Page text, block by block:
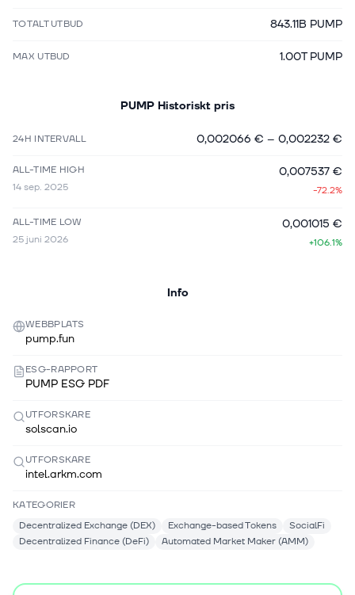
TOTALT UTBUD 843.11B PUMP
MAX UTBUD 1.00T PUMP
PUMP Historiskt pris
24H INTERVALL 0,002066 € – 0,002232 €
ALL-TIME HIGH
14 sep. 2025
0,007537 €
-72.2%
ALL-TIME LOW
25 juni 2026
0,001015 €
+106.1%
Info
WEBBPLATS
pump.fun
ESG-RAPPORT
PUMP ESG PDF
UTFORSKARE
solscan.io
UTFORSKARE
intel.arkm.com
KATEGORIER
Decentralized Exchange (DEX)
Exchange-based Tokens
SocialFi
Decentralized Finance (DeFi)
Automated Market Maker (AMM)